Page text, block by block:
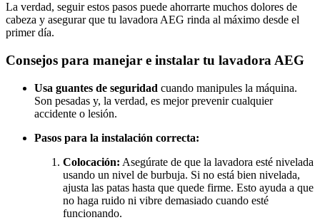
La verdad, seguir estos pasos puede ahorrarte muchos dolores de
cabeza y asegurar que tu lavadora AEG rinda al máximo desde el
primer día.
Consejos para manejar e instalar tu lavadora AEG
Usa guantes de seguridad cuando manipules la máquina.
Son pesadas y, la verdad, es mejor prevenir cualquier
accidente o lesión.
Pasos para la instalación correcta:
Colocación: Asegúrate de que la lavadora esté nivelada
usando un nivel de burbuja. Si no está bien nivelada,
ajusta las patas hasta que quede firme. Esto ayuda a que
no haga ruido ni vibre demasiado cuando esté
funcionando.